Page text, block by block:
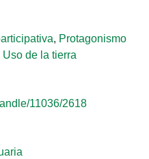
, Protagonismo
Uso de la tierra
11036/2618